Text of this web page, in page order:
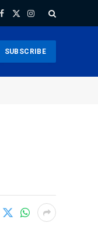
Facebook
X
Instagram
SUBSCRIBE